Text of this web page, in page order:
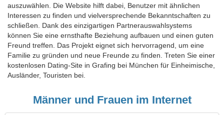
auszuwählen. Die Website hilft dabei, Benutzer mit ähnlichen
Interessen zu finden und vielversprechende Bekanntschaften zu
schließen. Dank des einzigartigen Partnerauswahlsystems
können Sie eine ernsthafte Beziehung aufbauen und einen guten
Freund treffen. Das Projekt eignet sich hervorragend, um eine
Familie zu gründen und neue Freunde zu finden. Treten Sie einer
kostenlosen Dating-Site in Grafing bei München für Einheimische,
Ausländer, Touristen bei.
Männer und Frauen im Internet